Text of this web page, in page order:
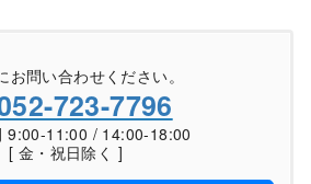
お問い合わせください。
723-7796
9:00-11:00 / 14:00-18:00
[ 金・祝日除く ]